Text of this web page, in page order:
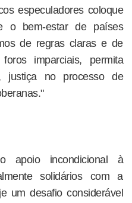
especuladores coloque
o bem-estar de países
de regras claras e de
imparciais, permita
justiça no processo de
apoio incondicional à
solidários com a
um desafio considerável